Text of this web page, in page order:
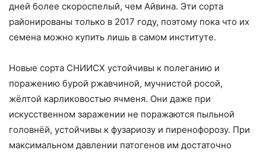
дней более скороспелый, чем Айвина. Эти сорта
районированы только в 2017 году, поэтому пока что их
семена можно купить лишь в самом институте.
Новые сорта СНИИСХ устойчивы к полеганию и
поражению бурой ржавчиной, мучнистой росой,
жёлтой карликовостью ячменя. Они даже при
искусственном заражении не поражаются пыльной
головнёй, устойчивы к фузариозу и пиренофорозу. При
максимальном давлении патогенов им достаточно